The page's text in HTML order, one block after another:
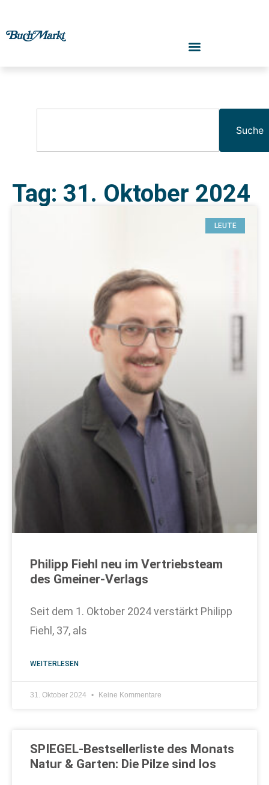
Suche
Tag: 31. Oktober 2024
LEUTE
Philipp Fiehl neu im Vertriebsteam
des Gmeiner-Verlags
Seit dem 1. Oktober 2024 verstärkt Philipp
Fiehl, 37, als
WEITERLESEN
31. Oktober 2024 Keine Kommentare
SPIEGEL-Bestsellerliste des Monats
Natur & Garten: Die Pilze sind los